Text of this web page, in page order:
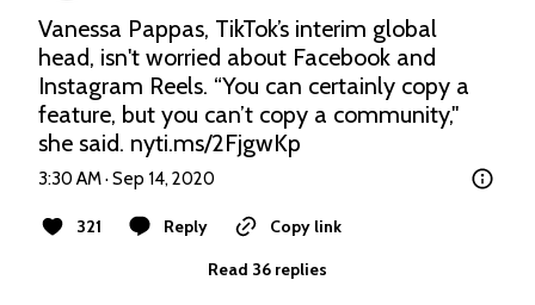
Vanessa Pappas, TikTok’s interim global
head, isn't worried about Facebook and
Instagram Reels. “You can certainly copy a
feature, but you can’t copy a community,"
she said. nyti.ms/2FjgwKp
3:30 AM · Sep 14, 2020
321 Reply
Copy link
Read 36 replies